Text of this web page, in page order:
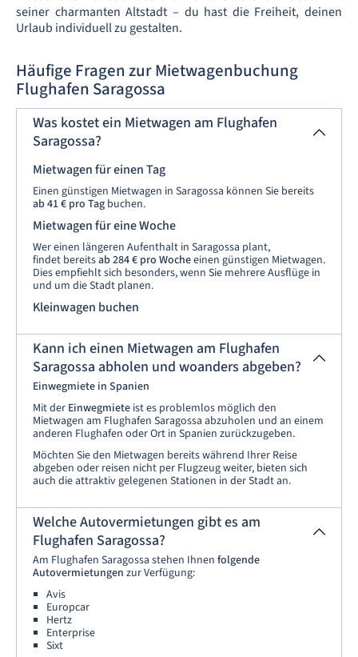
seiner charmanten Altstadt – du hast die Freiheit, deinen
Urlaub individuell zu gestalten.
Häufige Fragen zur Mietwagenbuchung
Flughafen Saragossa
Was kostet ein Mietwagen am Flughafen
Saragossa?
Mietwagen für einen Tag
Einen günstigen Mietwagen in Saragossa können Sie bereits
ab 41 € pro Tag buchen.
Mietwagen für eine Woche
Wer einen längeren Aufenthalt in Saragossa plant,
findet bereitsab 284 € pro Wocheeinen günstigen Mietwagen.
Dies empfiehlt sich besonders, wenn Sie mehrere Ausflüge in
und um die Stadt planen.
Kleinwagen buchen
Kann ich einen Mietwagen am Flughafen
Saragossa abholen und woanders abgeben?
Einwegmiete in Spanien
Mit der Einwegmiete ist es problemlos möglich den
Mietwagen am Flughafen Saragossa abzuholen und an einem
anderen Flughafen oder Ort in Spanien zurückzugeben.
Möchten Sie den Mietwagen bereits während Ihrer Reise
abgeben oder reisen nicht per Flugzeug weiter, bieten sich
auch die attraktiv gelegenen Stationen in der Stadt an.
Welche Autovermietungen gibt es am
Flughafen Saragossa?
Am Flughafen Saragossa stehen Ihnen folgende
Autovermietungen zur Verfügung:
Avis
Europcar
Hertz
Enterprise
Sixt